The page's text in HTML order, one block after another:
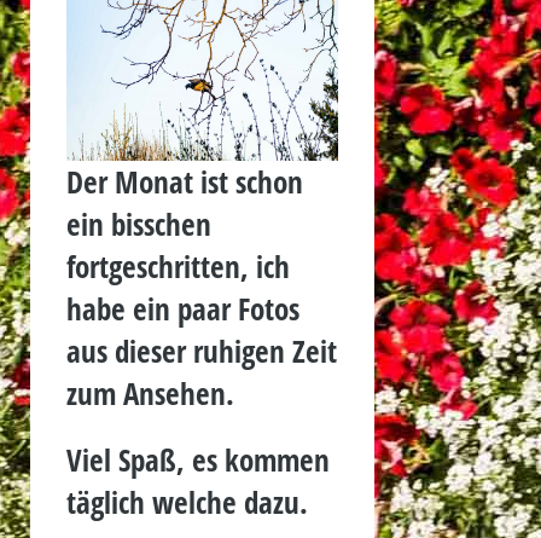
Der Monat ist schon
ein bisschen
fortgeschritten, ich
habe ein paar Fotos
aus dieser ruhigen Zeit
zum Ansehen.
Viel Spaß, es kommen
täglich welche dazu.